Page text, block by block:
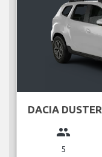
DACIA DUSTER
group
5